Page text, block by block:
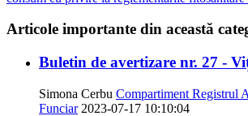
Articole importante din această
Buletin de avertizare nr. 27 -
Simona Cerbu Compartiment Registrul
Funciar 2023-07-17 10:10:04